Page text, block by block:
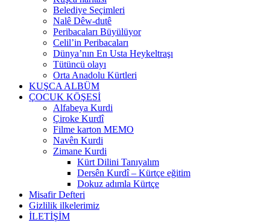
Belediye Seçimleri
Nalê Dêw-dutê
Peribacaları Büyülüyor
Celil’in Peribacaları
Dünya’nın En Usta Heykeltraşı
Tütüncü olayı
Orta Anadolu Kürtleri
KUŞCA ALBÜM
ÇOCUK KÖŞESİ
Alfabeya Kurdi
Çiroke Kurdî
Filme karton MEMO
Navên Kurdi
Zimane Kurdi
Kürt Dilini Tanıyalım
Dersên Kurdî – Kürtçe eğitim
Dokuz adımla Kürtçe
Misafir Defteri
Gizlilik ilkelerimiz
İLETİŞİM